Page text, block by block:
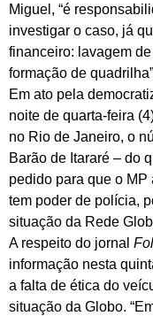
Miguel, “é
investigar o caso, já
financeiro: lavagem
formação de
Em ato pela
noite de quarta-feira
no Rio de Janeiro, o
Barão de Itararé – do
pedido para que o MP
tem poder de polícia,
situação da Rede
A respeito do jornal
informação nesta
a falta de ética do
situação da Globo.